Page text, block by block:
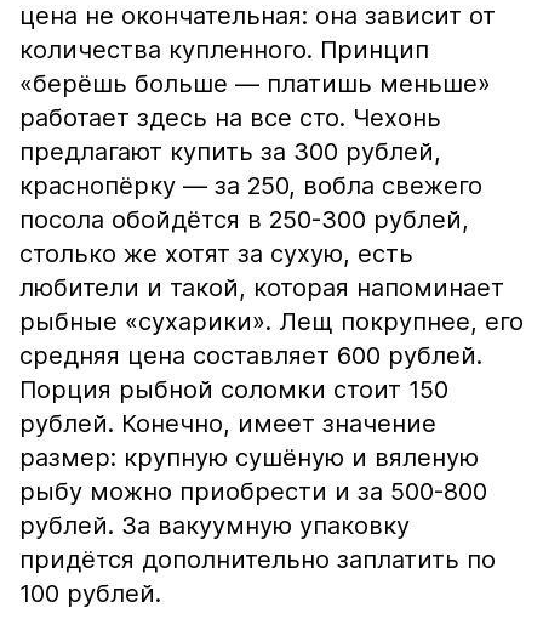
цена не окончательная: она зависит от
количества купленного. Принцип
«берёшь больше — платишь меньше»
работает здесь на все сто. Чехонь
предлагают купить за 300 рублей,
краснопёрку — за 250, вобла свежего
посола обойдётся в 250-300 рублей,
столько же хотят за сухую, есть
любители и такой, которая напоминает
рыбные «сухарики». Лещ покрупнее, его
средняя цена составляет 600 рублей.
Порция рыбной соломки стоит 150
рублей. Конечно, имеет значение
размер: крупную сушёную и вяленую
рыбу можно приобрести и за 500-800
рублей. За вакуумную упаковку
придётся дополнительно заплатить по
100 рублей.